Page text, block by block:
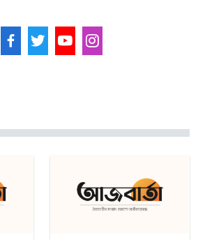
বিহারে সড়ক দুর্ঘটনায় সপ্তম শ্রেণির ছাত্র নিহত,
সাহায্যের বদলে মাছ লুট